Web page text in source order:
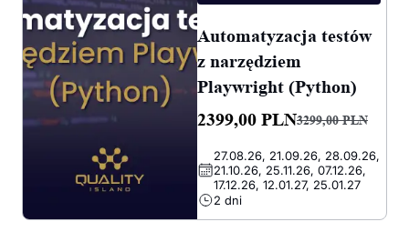
Automatyzacja testów
z narzędziem
Playwright (Python)
3299,00PLN
cena
wynosiła:
3299,00 PLN.
2399,00PLN
cena
wynosi:
2399,00 PLN.
27.08.26, 21.09.26, 28.09.26,
21.10.26, 25.11.26, 07.12.26,
17.12.26, 12.01.27, 25.01.27
2 dni